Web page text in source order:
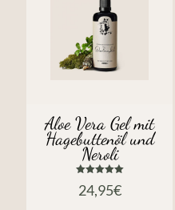
Aloe Vera Gel mit
Hagebuttenöl und
Neroli
mit
5.00
24,95€